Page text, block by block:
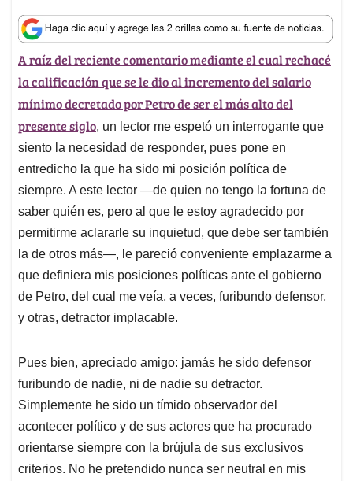
a
t
s
A
p
p
c
e
b
o
o
k
n
k
e
d
I
n
a
i
l
r
e
a
d
s
A raíz del reciente comentario mediante el cual rechacé
la calificación que se le dio al incremento del salario
mínimo decretado por Petro de ser el más alto del
presente siglo, un lector me espetó un interrogante que
siento la necesidad de responder, pues pone en
entredicho la que ha sido mi posición política de
siempre. A este lector —de quien no tengo la fortuna de
saber quién es, pero al que le estoy agradecido por
permitirme aclararle su inquietud, que debe ser también
la de otros más—, le pareció conveniente emplazarme a
que definiera mis posiciones políticas ante el gobierno
de Petro, del cual me veía, a veces, furibundo defensor,
y otras, detractor implacable.
Pues bien, apreciado amigo: jamás he sido defensor
furibundo de nadie, ni de nadie su detractor.
Simplemente he sido un tímido observador del
acontecer político y de sus actores que ha procurado
orientarse siempre con la brújula de sus exclusivos
criterios. No he pretendido nunca ser neutral en mis